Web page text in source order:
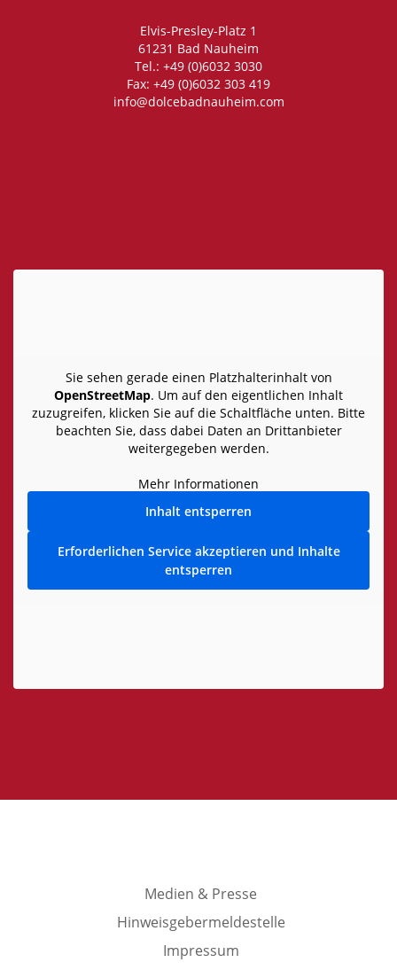
Elvis-Presley-Platz 1
61231 Bad Nauheim
Tel.: +49 (0)6032 3030
Fax: +49 (0)6032 303 419
info@dolcebadnauheim.com
Sie sehen gerade einen Platzhalterinhalt von
OpenStreetMap. Um auf den eigentlichen Inhalt
zuzugreifen, klicken Sie auf die Schaltfläche unten. Bitte
beachten Sie, dass dabei Daten an Drittanbieter
weitergegeben werden.
Mehr Informationen
Inhalt entsperren
Erforderlichen Service akzeptieren und Inhalte
entsperren
Medien & Presse
Hinweisgebermeldestelle
Impressum